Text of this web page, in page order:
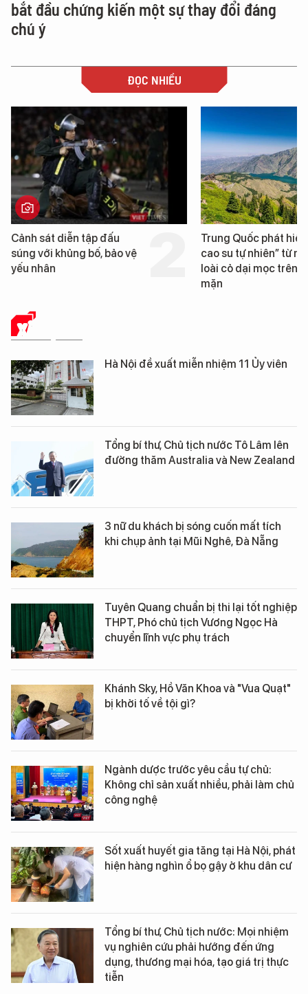
bắt đầu chứng kiến một sự thay đổi đáng
chú ý
ĐỌC NHIỀU
Trung Quốc phát hiện “mỏ
cao su tự nhiên” từ một
loài cỏ dại mọc trên đất
Loạt dự án bất
Đà Nẵng sắp bị
XÃ HỘI SỐ
Hà Nội đề xuất miễn nhiệm 11 Ủy viên
Tổng bí thư, Chủ tịch nước Tô Lâm lên
đường thăm Australia và New Zealand
3 nữ du khách bị sóng cuốn mất tích
khi chụp ảnh tại Mũi Nghê, Đà Nẵng
Tuyên Quang chuẩn bị thi lại tốt nghiệp
THPT, Phó chủ tịch Vương Ngọc Hà
chuyển lĩnh vực phụ trách
Khánh Sky, Hồ Văn Khoa và "Vua Quạt"
bị khởi tố về tội gì?
Ngành dược trước yêu cầu tự chủ:
Không chỉ sản xuất nhiều, phải làm chủ
công nghệ
Sốt xuất huyết gia tăng tại Hà Nội, phát
hiện hàng nghìn ổ bọ gậy ở khu dân cư
Tổng bí thư, Chủ tịch nước: Mọi nhiệm
vụ nghiên cứu phải hướng đến ứng
dụng, thương mại hóa, tạo giá trị thực
tiễn